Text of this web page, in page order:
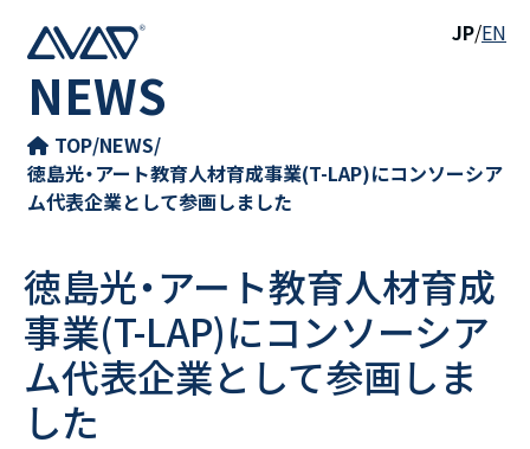
NEWS
TOP/NEWS/
徳島光・アート教育人材育成事業(T-LAP)にコンソーシア
ム代表企業として参画しました
徳島光・アート教育人材育成
事業(T-LAP)にコンソーシア
ム代表企業として参画しま
した
JP/EN